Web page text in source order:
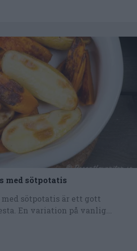
med sötpotatis
sötpotatis är ett gott
En variation på vanlig...